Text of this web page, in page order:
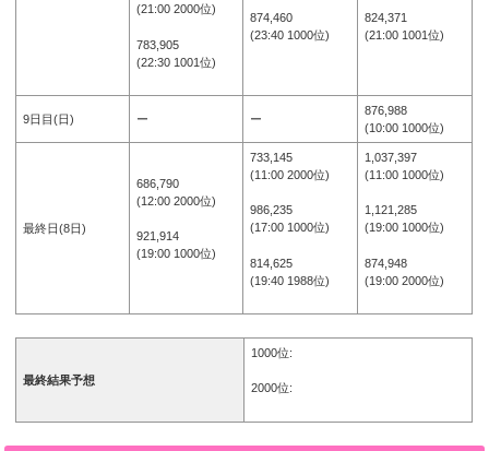
(21:00 2000位)
783,905
(22:30 1001位)
874,460
(23:40 1000位)
824,371
(21:00 1001位)
9日目(日) ー ー
876,988
(10:00 1000位)
最終日(8日)
686,790
(12:00 2000位)
921,914
(19:00 1000位)
733,145
(11:00 2000位)
986,235
(17:00 1000位)
814,625
(19:40 1988位)
1,037,397
(11:00 1000位)
1,121,285
(19:00 1000位)
874,948
(19:00 2000位)
最終結果予想
1000位:
2000位: